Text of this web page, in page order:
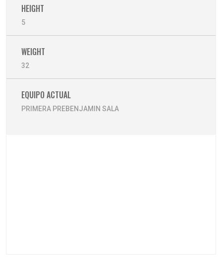
HEIGHT
5
WEIGHT
32
EQUIPO ACTUAL
PRIMERA PREBENJAMIN SALA